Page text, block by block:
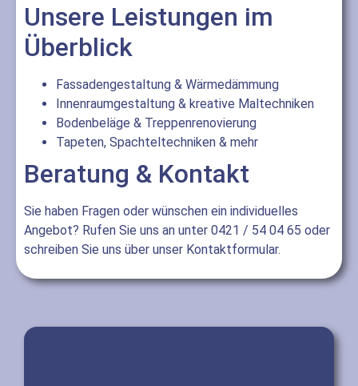
Unsere Leistungen im
Überblick
Fassadengestaltung & Wärmedämmung
Innenraumgestaltung & kreative Maltechniken
Bodenbeläge & Treppenrenovierung
Tapeten, Spachteltechniken & mehr
Beratung & Kontakt
Sie haben Fragen oder wünschen ein individuelles
Angebot? Rufen Sie uns an unter 0421 / 54 04 65 oder
schreiben Sie uns über unser Kontaktformular.